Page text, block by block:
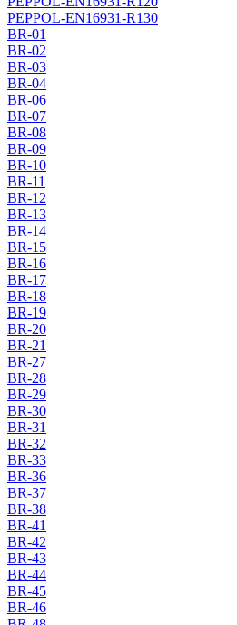
PEPPOL-EN16931-R130
BR-01
BR-02
BR-03
BR-04
BR-06
BR-07
BR-08
BR-09
BR-10
BR-11
BR-12
BR-13
BR-14
BR-15
BR-16
BR-17
BR-18
BR-19
BR-20
BR-21
BR-27
BR-28
BR-29
BR-30
BR-31
BR-32
BR-33
BR-36
BR-37
BR-38
BR-41
BR-42
BR-43
BR-44
BR-45
BR-46